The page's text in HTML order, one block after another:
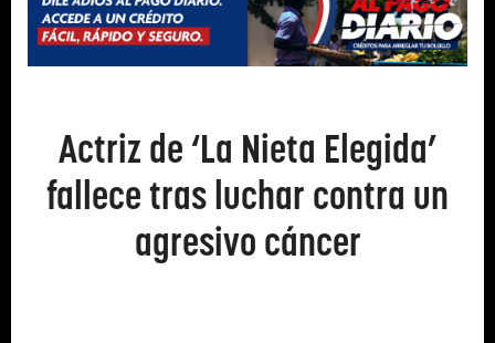
Actriz de ‘La Nieta Elegida’
fallece tras luchar contra un
agresivo cáncer